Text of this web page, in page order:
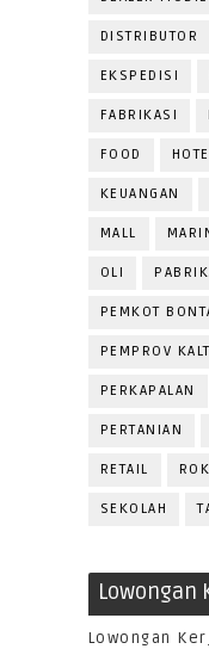
DISTRIBUTOR
EKSPEDISI
FABRIKASI
FOOD
KEUANGAN
MALL
OLI
PEMKOT
PEMPROV
PERKAPALAN
PERTANIAN
RETAIL
SEKOLAH
Lowongan
Lowongan